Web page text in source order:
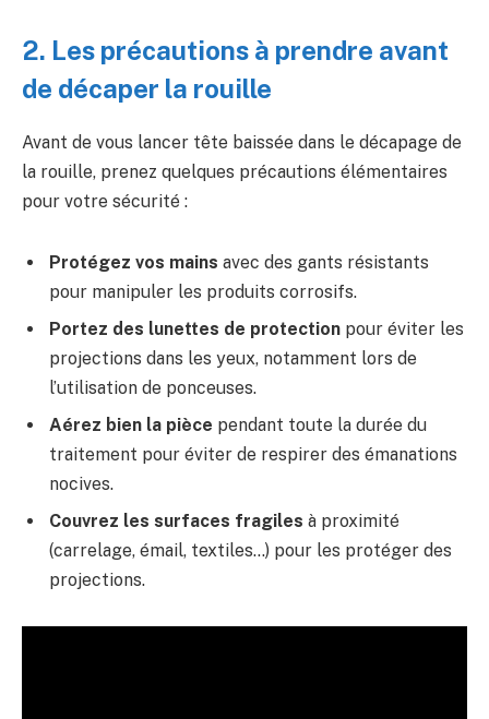
2. Les précautions à prendre avant
de décaper la rouille
Avant de vous lancer tête baissée dans le décapage de
la rouille, prenez quelques précautions élémentaires
pour votre sécurité :
Protégez vos mains avec des gants résistants
pour manipuler les produits corrosifs.
Portez des lunettes de protection pour éviter les
projections dans les yeux, notamment lors de
l’utilisation de ponceuses.
Aérez bien la pièce pendant toute la durée du
traitement pour éviter de respirer des émanations
nocives.
Couvrez les surfaces fragiles à proximité
(carrelage, émail, textiles…) pour les protéger des
projections.